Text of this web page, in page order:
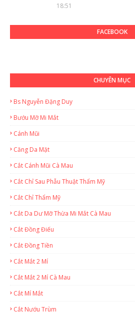
18:51
FACEBOOK
CHUYÊN MỤC
Bs Nguyễn Đặng Duy
Bướu Mỡ Mi Mắt
Cánh Mũi
Căng Da Mặt
Cắt Cánh Mũi Cà Mau
Cắt Chỉ Sau Phẫu Thuật Thẩm Mỹ
Cắt Chỉ Thẩm Mỹ
Cắt Da Dư Mỡ Thừa Mi Mắt Cà Mau
Cắt Đồng Điếu
Cắt Đồng Tiền
Cắt Mắt 2 Mí
Cắt Mắt 2 Mí Cà Mau
Cắt Mí Mắt
Cắt Nướu Trùm